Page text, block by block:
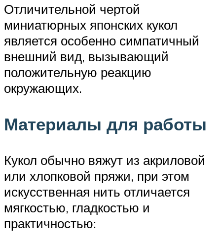
Отличительной чертой
миниатюрных японских кукол
является особенно симпатичный
внешний вид, вызывающий
положительную реакцию
окружающих.
Материалы для работы
Кукол обычно вяжут из акриловой
или хлопковой пряжи, при этом
искусственная нить отличается
мягкостью, гладкостью и
практичностью: